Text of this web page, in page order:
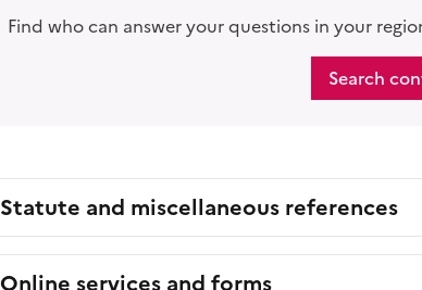
Find who can answer your questions in your
Search
Statute and miscellaneous references